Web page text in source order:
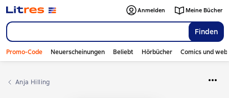
Finden
Anmelden Meine Bücher
Promo-Code Neuerscheinungen Beliebt Hörbücher Comics und
Anja Hilling